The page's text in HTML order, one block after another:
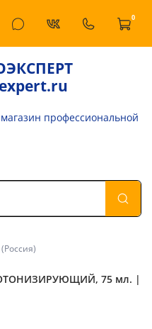
0
профессиональной
75 мл. |